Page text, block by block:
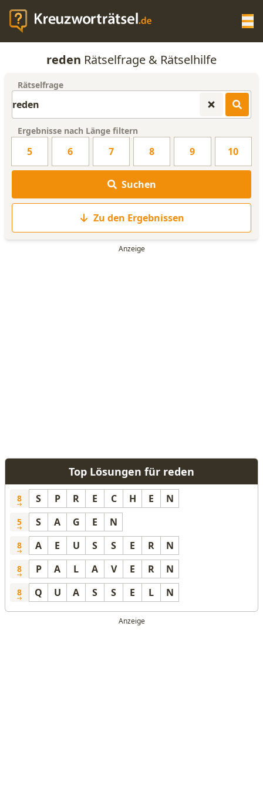
KREUZWORTRÄTSEL-HILFE
WORTLISTE
reden Rätselfrage & Rätselhilfe
Rätselfrage
Ergebnisse nach Länge filtern
5 6 7 8 9 10
Suchen
Zu den Ergebnissen
Top Lösungen für reden
8 S P R E C H E N
5 S A G E N
8 A E U S S E R N
8 P A L A V E R N
8 Q U A S S E L N